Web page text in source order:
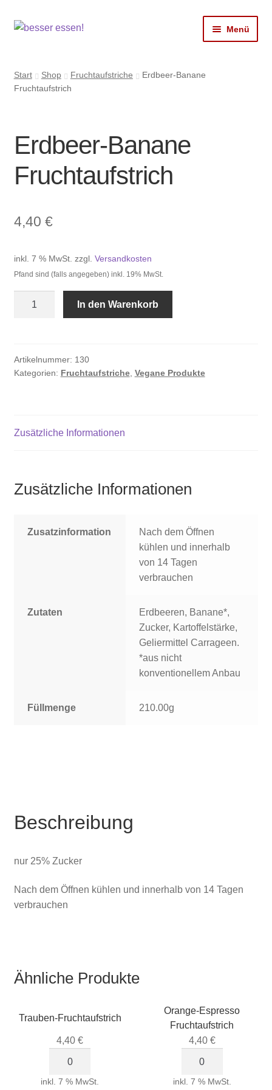
Zur
Zum
Menü
Mein Ginger
Coldy
Pfandrückgabe
Start Shop Fruchtaufstriche
Erdbeer-Banane
Fruchtaufstrich
Erdbeer-Banane
Fruchtaufstrich
4,40 €
inkl. 7 % MwSt. zzgl. Versandkosten
Pfand sind (falls angegeben) inkl. 19% MwSt.
In den Warenkorb
Artikelnummer: 130
Kategorien: Fruchtaufstriche, Vegane Produkte
Zusätzliche Informationen
Zusätzliche Informationen
Zusatzinformation
Nach dem Öffnen
kühlen und innerhalb
von 14 Tagen
verbrauchen
Zutaten
Erdbeeren, Banane*,
Zucker, Kartoffelstärke,
Geliermittel Carrageen.
*aus nicht
konventionellem Anbau
Füllmenge 210.00g
Beschreibung
nur 25% Zucker
Nach dem Öffnen kühlen und innerhalb von 14 Tagen
verbrauchen
Ähnliche Produkte
Trauben-Fruchtaufstrich
4,40€
Menge
inkl. 7 % MwSt.
Orange-Espresso
Fruchtaufstrich
4,40 €
Fruchtaufstrich
inkl. 7 % MwSt.